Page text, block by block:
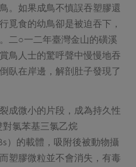
。如果成鳥不慎誤吞塑膠還
覓食的幼鳥卻是被迫吞下，
二○一二年臺灣金山的磺溪
鳥人士的驚呼聲中慢慢地吞
臥在岸邊，解剖肚子發現了
成微小的片段，成為持久性
對氯苯基三氯乙烷
）的載體，吸附後被動物攝
塑膠微粒並不會消失，有毒